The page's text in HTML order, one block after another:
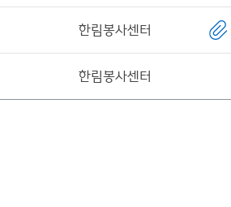
한림봉사센터
한림봉사센터